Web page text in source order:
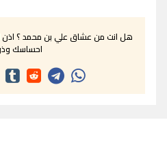
هل انت من عشاق علي بن محمد ؟ اذن
احساسك